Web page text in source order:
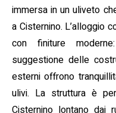
immersa in un uliveto
a Cisternino. L’alloggio
con finiture
suggestione delle
esterni offrono
ulivi. La struttura è
Cisternino lontano dai